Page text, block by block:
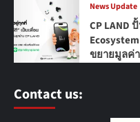
News Update
CP LAND
ขยายมูลค่
Contact us: